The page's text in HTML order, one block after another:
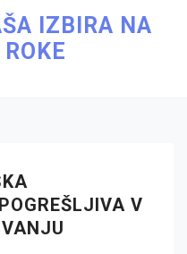
IZBIRA NA
ROKE
V